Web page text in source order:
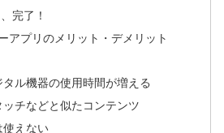
完了！
アプリのメリット・デメリット
ル機器の使用時間が増える
チなどと似たコンテンツ
使えない